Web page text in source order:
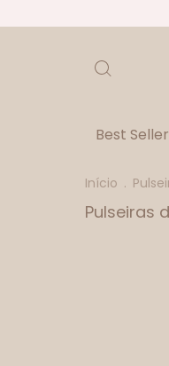
Best
Início .
Pulseiras